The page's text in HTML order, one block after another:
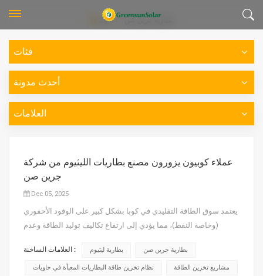
بيت بطارية جرين صن
فئات
أحدث مدونة
العلامات
عملاء كوبيون يزورون مصنع بطاريات الليثيوم من شركة
جرين صن
Dec 05, 2025
يعتمد سوق الطاقة التقليدي في كوبا بشكل كبير على الوقود الأحفوري
(وخاصة النفط)، مما يؤدي إلى ارتفاع تكاليف توليد الطاقة وعدم
طويلة من صعوبة استيراد الوقود وصيانة مبانيها المتقادمة بشدة.
محطة توليد الطاقةالمعدات، مما أدى إلى نقص في...
العلامات الساخنة : بطارية ليثيوم بطارية جرين صن
نظام تخزين طاقة البطاريات المعبأة في حاويات مشاريع تخزين الطاقة